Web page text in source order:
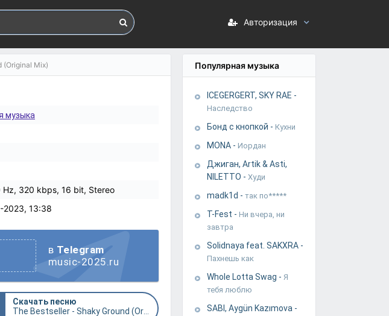
Авторизация
(Original Mix)
музыка
Hz, 320 kbps, 16 bit, Stereo
2023, 13:38
в Telegram
music-2025.ru
Скачать песню
Популярная музыка
ICEGERGERT, SKY RAE -
Наследство
Бонд с кнопкой - Кухни
MONA - Иордан
Джиган, Artik & Asti,
NILETTO - Худи
madk1d - так по*****
T-Fest - Ни вчера, ни
завтра
Solidnaya feat. SAKXRA -
Пахнешь как
Whole Lotta Swag - Я
тебя люблю
SABI, Aygün Kazımova -